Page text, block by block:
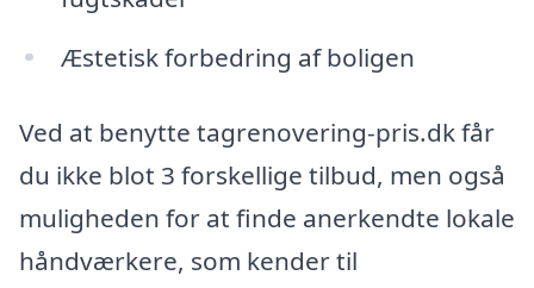
Æstetisk forbedring af boligen
Ved at benytte tagrenovering-pris.dk får
du ikke blot 3 forskellige tilbud, men også
muligheden for at finde anerkendte lokale
håndværkere, som kender til